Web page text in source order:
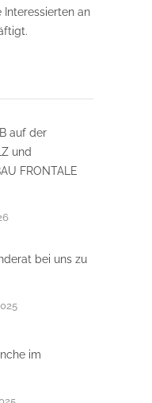
an
auf der
und
FRONTALE
bei uns zu
im